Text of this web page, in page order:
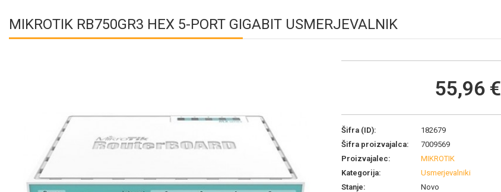
MIKROTIK RB750GR3 HEX 5-PORT GIGABIT USMERJEVALNIK
55,96 €
Šifra (ID):
182679
Šifra proizvajalca:
7009569
Proizvajalec:
MIKROTIK
Kategorija:
Usmerjevalniki
Stanje:
Novo